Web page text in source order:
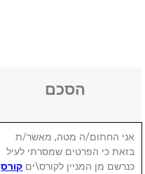
הסכם
אני החתום/ה מטה, מאשר/ת
בזאת כי הפרטים שמסרתי לעיל
כנרשם מן המניין לקורס\ים קורס